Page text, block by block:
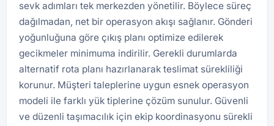
sevk adımları tek merkezden yönetilir. Böylece süreç
dağılmadan, net bir operasyon akışı sağlanır. Gönderi
yoğunluğuna göre çıkış planı optimize edilerek
gecikmeler minimuma indirilir. Gerekli durumlarda
alternatif rota planı hazırlanarak teslimat sürekliliği
korunur. Müşteri taleplerine uygun esnek operasyon
modeli ile farklı yük tiplerine çözüm sunulur. Güvenli
ve düzenli taşımacılık için ekip koordinasyonu sürekli